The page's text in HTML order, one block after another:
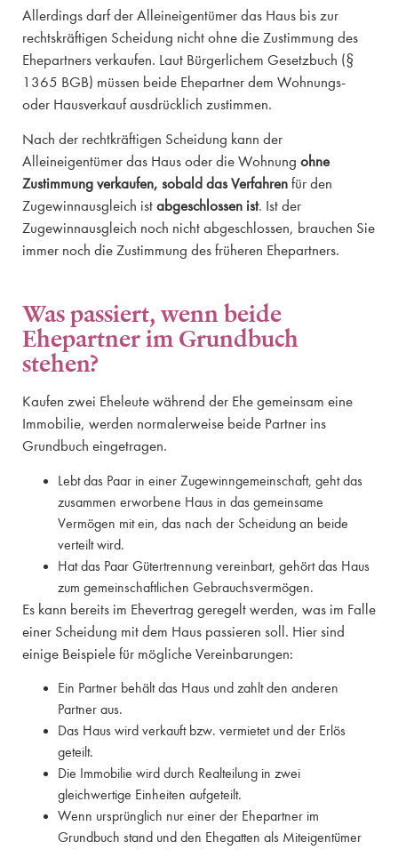
Allerdings darf der Alleineigentümer das Haus bis zur
rechtskräftigen Scheidung nicht ohne die Zustimmung des
Ehepartners verkaufen. Laut Bürgerlichem Gesetzbuch (§
1365 BGB) müssen beide Ehepartner dem Wohnungs-
oder Hausverkauf ausdrücklich zustimmen.
Nach der rechtkräftigen Scheidung kann der
Alleineigentümer das Haus oder die Wohnung ohne
Zustimmung verkaufen, sobald das Verfahren für den
Zugewinnausgleich ist abgeschlossen ist. Ist der
Zugewinnausgleich noch nicht abgeschlossen, brauchen Sie
immer noch die Zustimmung des früheren Ehepartners.
Was passiert, wenn beide
Ehepartner im Grundbuch
stehen?
Kaufen zwei Eheleute während der Ehe gemeinsam eine
Immobilie, werden normalerweise beide Partner ins
Grundbuch eingetragen.
Lebt das Paar in einer Zugewinngemeinschaft, geht das
zusammen erworbene Haus in das gemeinsame
Vermögen mit ein, das nach der Scheidung an beide
verteilt wird.
Hat das Paar Gütertrennung vereinbart, gehört das Haus
zum gemeinschaftlichen Gebrauchsvermögen.
Es kann bereits im Ehevertrag geregelt werden, was im Falle
einer Scheidung mit dem Haus passieren soll. Hier sind
einige Beispiele für mögliche Vereinbarungen:
Ein Partner behält das Haus und zahlt den anderen
Partner aus.
Das Haus wird verkauft bzw. vermietet und der Erlös
geteilt.
Die Immobilie wird durch Realteilung in zwei
gleichwertige Einheiten aufgeteilt.
Wenn ursprünglich nur einer der Ehepartner im
Grundbuch stand und den Ehegatten als Miteigentümer